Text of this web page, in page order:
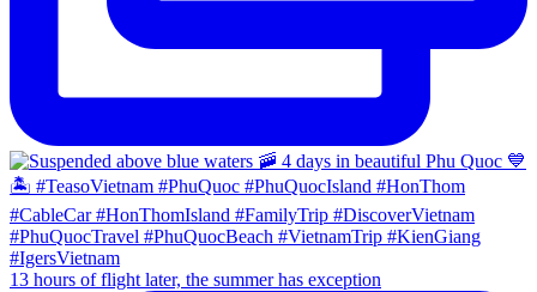
13 hours of flight later, the summer has exception